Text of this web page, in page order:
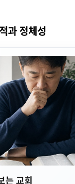
과 정체성
는 교회